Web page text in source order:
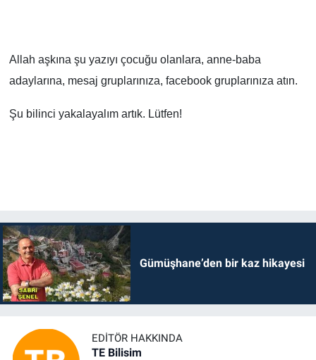
Allah aşkına şu yazıyı çocuğu olanlara, anne-baba
adaylarına, mesaj gruplarınıza, facebook gruplarınıza atın.
Şu bilinci yakalayalım artık. Lütfen!
Gümüşhane’den bir kaz hikayesi
EDITÖR HAKKINDA
TE Bilisim